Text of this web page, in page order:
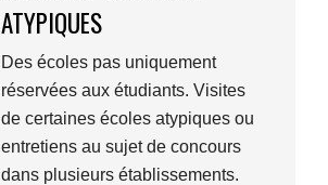
ATYPIQUES
Des écoles pas uniquement
réservées aux étudiants. Visites
de certaines écoles atypiques ou
entretiens au sujet de concours
dans plusieurs établissements.